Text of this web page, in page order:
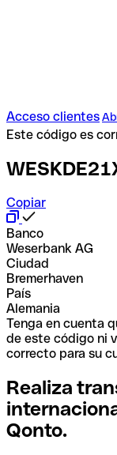
Acceso clientes
Este código es
Copiar
Banco
Weserbank AG
Ciudad
Bremerhaven
País
Alemania
Tenga en cuenta
de este código ni
correcto para su
Realiza
Qonto.